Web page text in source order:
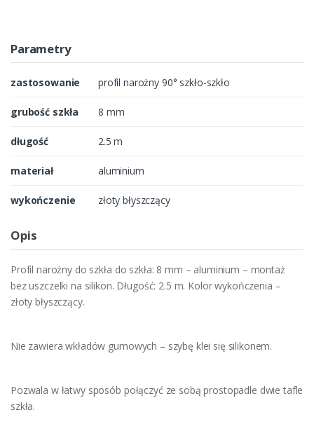
t
yParametry
zastosowanie profil narożny 90° szkło-szkło
grubość szkła 8 mm
długość 2.5 m
materiał aluminium
wykończenie złoty błyszczący
Opis
Profil narożny do szkła do szkła: 8 mm – aluminium – montaż
bez uszczelki na silikon. Długość: 2.5 m. Kolor wykończenia –
złoty błyszczący.
Nie zawiera wkładów gumowych – szybę klei się silikonem.
Pozwala w łatwy sposób połączyć ze sobą prostopadle dwie tafle
szkła.